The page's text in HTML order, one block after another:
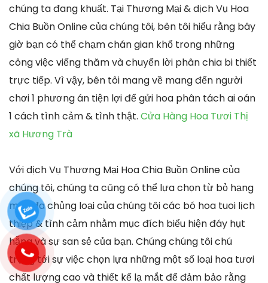
chúng ta đang khuất. Tại Thương Mại & dịch Vụ Hoa
Chia Buồn Online của chúng tôi, bên tôi hiểu rằng bây
giờ bạn có thể chạm chán gian khổ trong những
công việc viếng thăm và chuyển lời phân chia bi thiết
trực tiếp. Vì vậy, bên tôi mang về mang đến người
chơi 1 phương án tiện lợi để gửi hoa phân tách ai oán
1 cách tình cảm & tình thật. Cửa Hàng Hoa Tươi Thị
xã Hương Trà
Với dịch Vụ Thương Mại Hoa Chia Buồn Online của
chúng tôi, chúng ta cũng có thể lựa chọn từ bỏ hạng
mục đa chủng loại của chúng tôi các bó hoa tuoi lịch
thiệp & tình cảm nhằm mục đích biểu hiện đáy hụt
hẫng và sự san sẻ của bạn. Chúng chúng tôi chú
trọng tới sự việc chọn lựa những một số loại hoa tươi
chất lượng cao và thiết kế lạ mắt để đảm bảo rằng